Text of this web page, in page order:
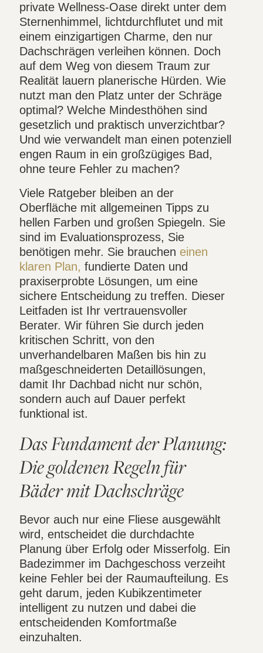
private Wellness-Oase direkt unter dem
Sternenhimmel, lichtdurchflutet und mit
einem einzigartigen Charme, den nur
Dachschrägen verleihen können. Doch
auf dem Weg von diesem Traum zur
Realität lauern planerische Hürden. Wie
nutzt man den Platz unter der Schräge
optimal? Welche Mindesthöhen sind
gesetzlich und praktisch unverzichtbar?
Und wie verwandelt man einen potenziell
engen Raum in ein großzügiges Bad,
ohne teure Fehler zu machen?
Viele Ratgeber bleiben an der
Oberfläche mit allgemeinen Tipps zu
hellen Farben und großen Spiegeln. Sie
sind im Evaluationsprozess, Sie
benötigen mehr. Sie brauchen einen
klaren Plan, fundierte Daten und
praxiserprobte Lösungen, um eine
sichere Entscheidung zu treffen. Dieser
Leitfaden ist Ihr vertrauensvoller
Berater. Wir führen Sie durch jeden
kritischen Schritt, von den
unverhandelbaren Maßen bis hin zu
maßgeschneiderten Detaillösungen,
damit Ihr Dachbad nicht nur schön,
sondern auch auf Dauer perfekt
funktional ist.
Das Fundament der Planung:
Die goldenen Regeln für
Bäder mit Dachschräge
Bevor auch nur eine Fliese ausgewählt
wird, entscheidet die durchdachte
Planung über Erfolg oder Misserfolg. Ein
Badezimmer im Dachgeschoss verzeiht
keine Fehler bei der Raumaufteilung. Es
geht darum, jeden Kubikzentimeter
intelligent zu nutzen und dabei die
entscheidenden Komfortmaße
einzuhalten.